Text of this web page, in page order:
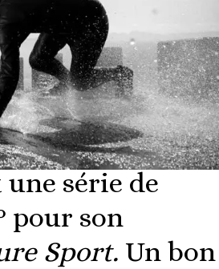
série de
pour son
Sport. Un bon